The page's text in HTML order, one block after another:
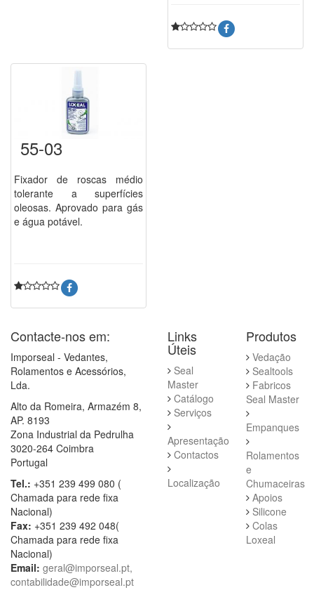
55-03
Fixador de roscas médio
tolerante a superfícies
oleosas. Aprovado para gás
e água potável.
Contacte-nos em:
Imporseal - Vedantes,
Rolamentos e Acessórios,
Lda.
Alto da Romeira, Armazém 8,
AP. 8193
Zona Industrial da Pedrulha
3020-264 Coimbra
Portugal
Tel.: +351 239 499 080 (
Chamada para rede fixa
Nacional)
Fax: +351 239 492 048(
Chamada para rede fixa
Nacional)
Email: geral@imporseal.pt,
contabilidade@imporseal.pt
Links
Úteis
Seal
Master
Catálogo
Serviços
Apresentação
Contactos
Localização
Produtos
Vedação
Sealtools
Fabricos
Seal Master
Empanques
Rolamentos
e
Chumaceiras
Apoios
Silicone
Colas
Loxeal